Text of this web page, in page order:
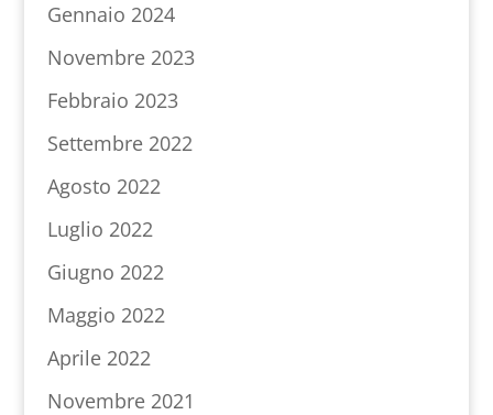
Gennaio 2024
Novembre 2023
Febbraio 2023
Settembre 2022
Agosto 2022
Luglio 2022
Giugno 2022
Maggio 2022
Aprile 2022
Novembre 2021